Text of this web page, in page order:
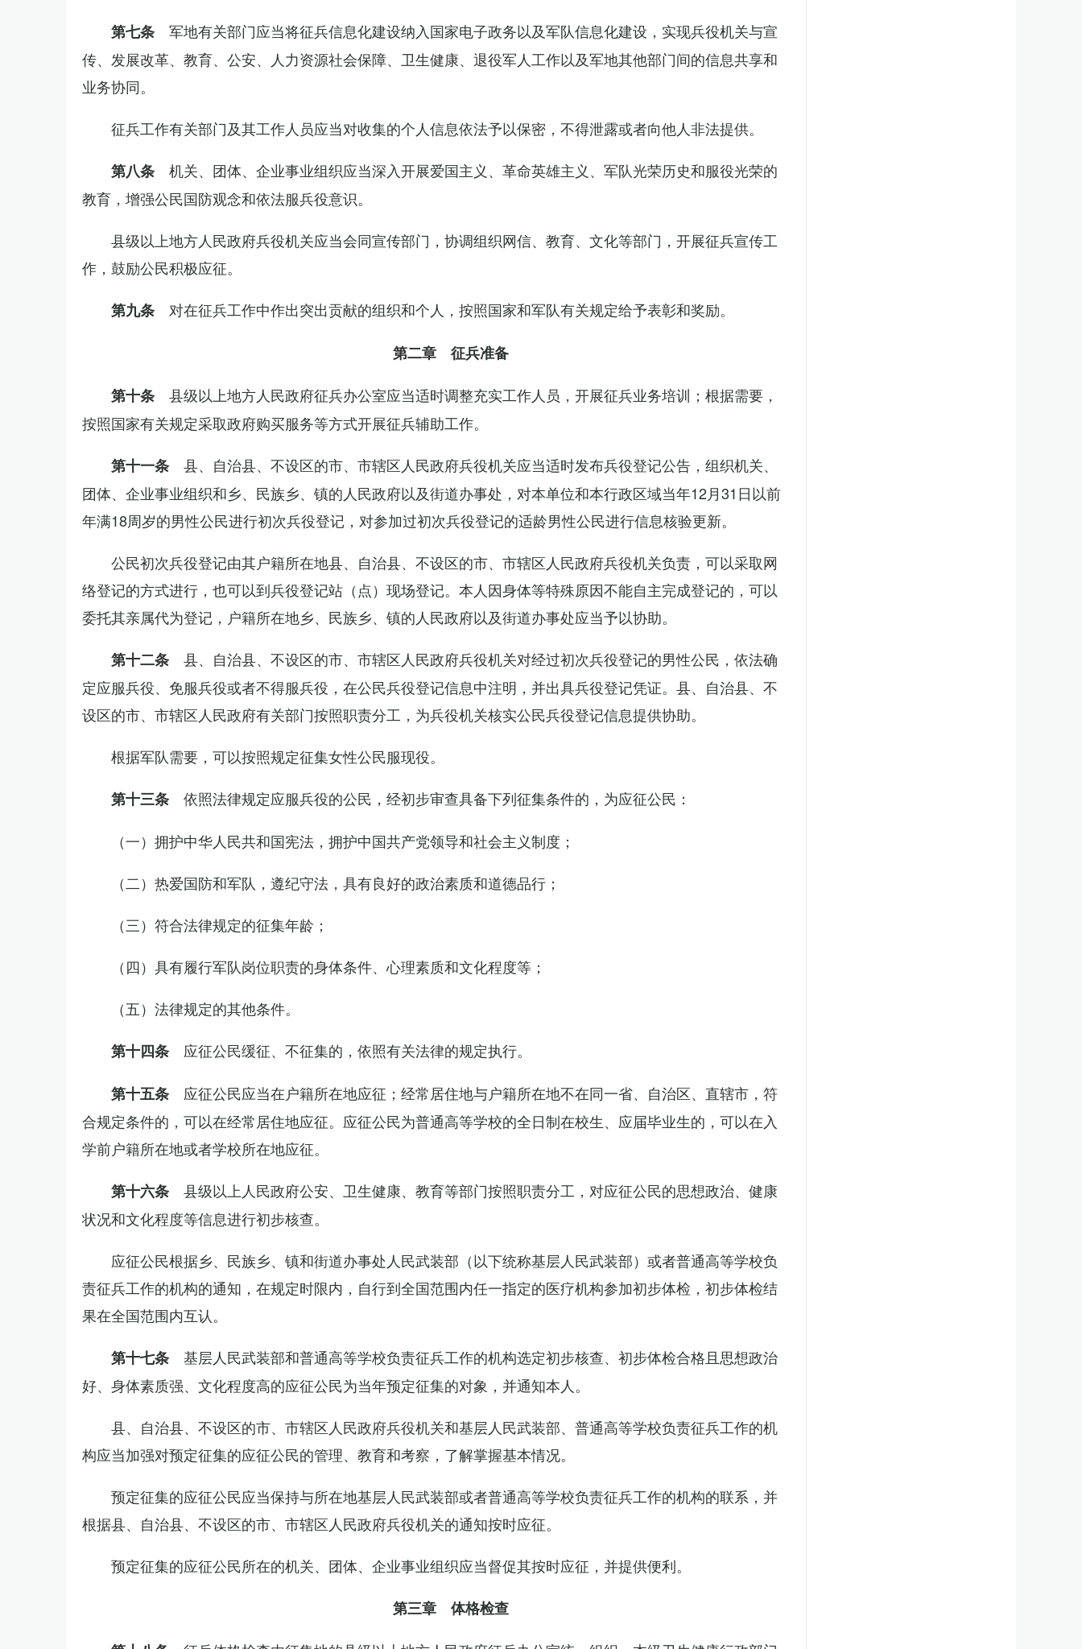
第七条 军地有关部门应当将征兵信息化建设纳入国家电子政务以及军队信息化建设，实现兵役机关与宣
传、发展改革、教育、公安、人力资源社会保障、卫生健康、退役军人工作以及军地其他部门间的信息共享和
业务协同。
征兵工作有关部门及其工作人员应当对收集的个人信息依法予以保密，不得泄露或者向他人非法提供。
第八条 机关、团体、企业事业组织应当深入开展爱国主义、革命英雄主义、军队光荣历史和服役光荣的
教育，增强公民国防观念和依法服兵役意识。
县级以上地方人民政府兵役机关应当会同宣传部门，协调组织网信、教育、文化等部门，开展征兵宣传工
作，鼓励公民积极应征。
第九条 对在征兵工作中作出突出贡献的组织和个人，按照国家和军队有关规定给予表彰和奖励。
第二章 征兵准备
第十条 县级以上地方人民政府征兵办公室应当适时调整充实工作人员，开展征兵业务培训；根据需要，
按照国家有关规定采取政府购买服务等方式开展征兵辅助工作。
第十一条 县、自治县、不设区的市、市辖区人民政府兵役机关应当适时发布兵役登记公告，组织机关、
团体、企业事业组织和乡、民族乡、镇的人民政府以及街道办事处，对本单位和本行政区域当年12月31日以前
年满18周岁的男性公民进行初次兵役登记，对参加过初次兵役登记的适龄男性公民进行信息核验更新。
公民初次兵役登记由其户籍所在地县、自治县、不设区的市、市辖区人民政府兵役机关负责，可以采取网
络登记的方式进行，也可以到兵役登记站（点）现场登记。本人因身体等特殊原因不能自主完成登记的，可以
委托其亲属代为登记，户籍所在地乡、民族乡、镇的人民政府以及街道办事处应当予以协助。
第十二条 县、自治县、不设区的市、市辖区人民政府兵役机关对经过初次兵役登记的男性公民，依法确
定应服兵役、免服兵役或者不得服兵役，在公民兵役登记信息中注明，并出具兵役登记凭证。县、自治县、不
设区的市、市辖区人民政府有关部门按照职责分工，为兵役机关核实公民兵役登记信息提供协助。
根据军队需要，可以按照规定征集女性公民服现役。
第十三条 依照法律规定应服兵役的公民，经初步审查具备下列征集条件的，为应征公民：
（一）拥护中华人民共和国宪法，拥护中国共产党领导和社会主义制度；
（二）热爱国防和军队，遵纪守法，具有良好的政治素质和道德品行；
（三）符合法律规定的征集年龄；
（四）具有履行军队岗位职责的身体条件、心理素质和文化程度等；
（五）法律规定的其他条件。
第十四条 应征公民缓征、不征集的，依照有关法律的规定执行。
第十五条 应征公民应当在户籍所在地应征；经常居住地与户籍所在地不在同一省、自治区、直辖市，符
合规定条件的，可以在经常居住地应征。应征公民为普通高等学校的全日制在校生、应届毕业生的，可以在入
学前户籍所在地或者学校所在地应征。
第十六条 县级以上人民政府公安、卫生健康、教育等部门按照职责分工，对应征公民的思想政治、健康
状况和文化程度等信息进行初步核查。
应征公民根据乡、民族乡、镇和街道办事处人民武装部（以下统称基层人民武装部）或者普通高等学校负
责征兵工作的机构的通知，在规定时限内，自行到全国范围内任一指定的医疗机构参加初步体检，初步体检结
果在全国范围内互认。
第十七条 基层人民武装部和普通高等学校负责征兵工作的机构选定初步核查、初步体检合格且思想政治
好、身体素质强、文化程度高的应征公民为当年预定征集的对象，并通知本人。
县、自治县、不设区的市、市辖区人民政府兵役机关和基层人民武装部、普通高等学校负责征兵工作的机
构应当加强对预定征集的应征公民的管理、教育和考察，了解掌握基本情况。
预定征集的应征公民应当保持与所在地基层人民武装部或者普通高等学校负责征兵工作的机构的联系，并
根据县、自治县、不设区的市、市辖区人民政府兵役机关的通知按时应征。
预定征集的应征公民所在的机关、团体、企业事业组织应当督促其按时应征，并提供便利。
第三章 体格检查